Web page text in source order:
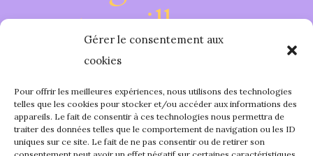
Gérer le consentement aux
cookies
Pour offrir les meilleures expériences, nous utilisons des technologies
telles que les cookies pour stocker et/ou accéder aux informations des
appareils. Le fait de consentir à ces technologies nous permettra de
traiter des données telles que le comportement de navigation ou les ID
uniques sur ce site. Le fait de ne pas consentir ou de retirer son
travaillons sur
quelque chose de
fantastique –
bientôt !